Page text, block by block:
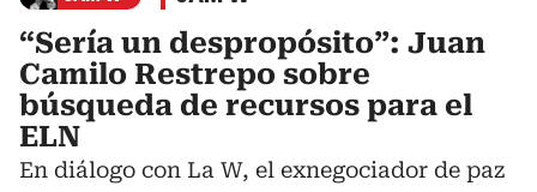
“Sería un despropósito”: Juan
Camilo Restrepo sobre
búsqueda de recursos para el
ELN
En diálogo con La W, el exnegociador de paz